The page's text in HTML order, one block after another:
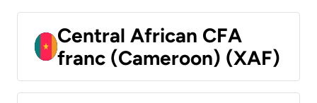
Central African CFA
franc (Cameroon) (XAF)